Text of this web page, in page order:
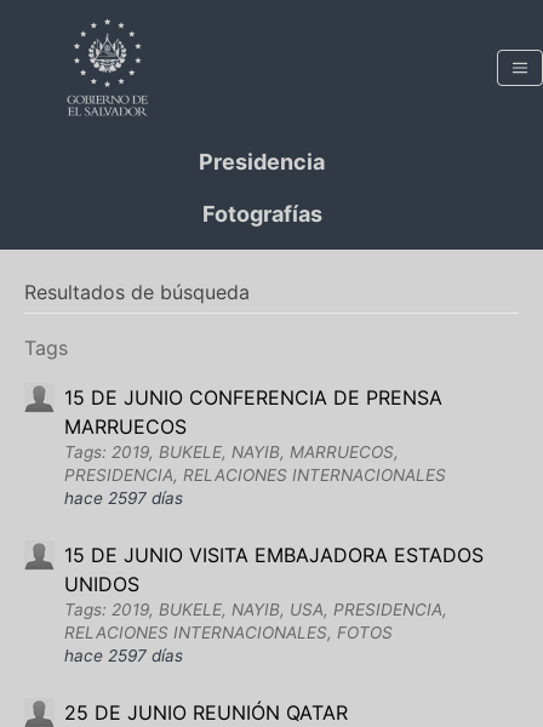
Presidencia
Fotografías
Resultados de búsqueda
Tags
15 DE JUNIO CONFERENCIA DE PRENSA
MARRUECOS
Tags: 2019, BUKELE, NAYIB, MARRUECOS,
PRESIDENCIA, RELACIONES INTERNACIONALES
hace 2597 días
15 DE JUNIO VISITA EMBAJADORA ESTADOS
UNIDOS
Tags: 2019, BUKELE, NAYIB, USA, PRESIDENCIA,
RELACIONES INTERNACIONALES, FOTOS
hace 2597 días
25 DE JUNIO REUNIÓN QATAR